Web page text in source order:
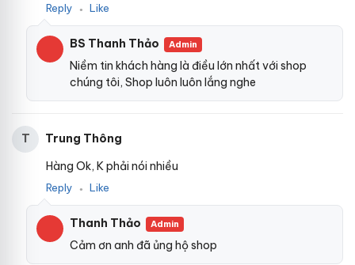
Reply ● Like
BS Thanh Thảo Admin
Niềm tin khách hàng là điều lớn nhất với shop
chúng tôi, Shop luôn luôn lắng nghe
T
Trung Thông
Hàng Ok, K phải nói nhiều
Reply ● Like
Thanh Thảo Admin
Cảm ơn anh đã ủng hộ shop